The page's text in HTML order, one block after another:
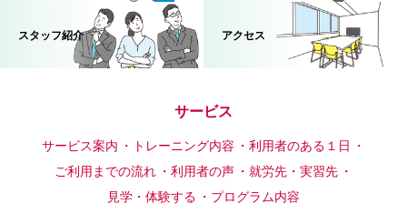
スタッフ紹介 アクセス
サービス
サービス案内 トレーニング内容
利用者のある１日
ご利用までの流れ
利用者の声
就労先・実習先
見学・体験する
プログラム内容